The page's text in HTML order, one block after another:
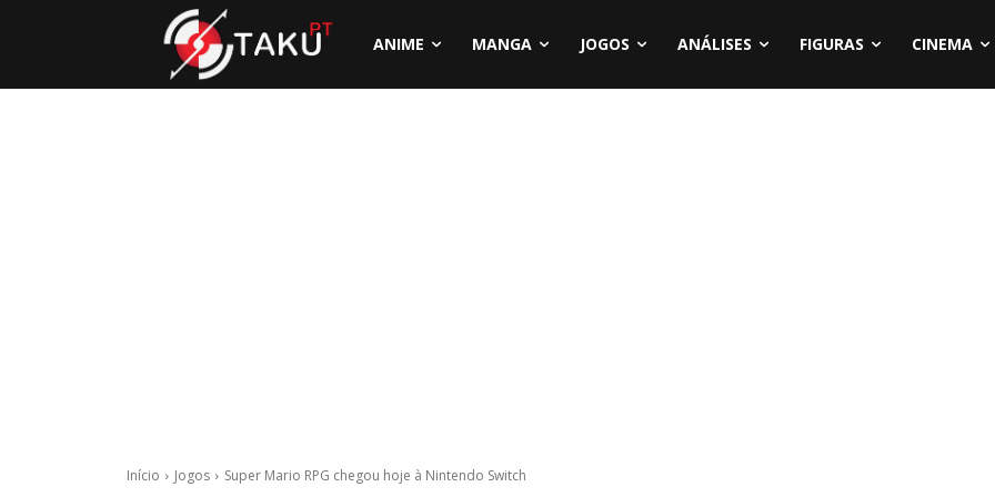
ANIME MANGA JOGOS ANÁLISES FIGURAS CINEMA
Início Jogos Super Mario RPG chegou hoje à Nintendo Switch